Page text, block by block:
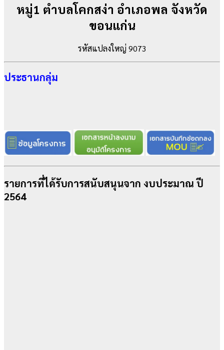
หมู่1 ตำบลโคกสง่า อำเภอพล จังหวัด
ขอนแก่น
รหัสแปลงใหญ่ 9073
ประธานกลุ่ม
รายการที่ได้รับการสนับสนุนจาก งบประมาณ ปี
2564